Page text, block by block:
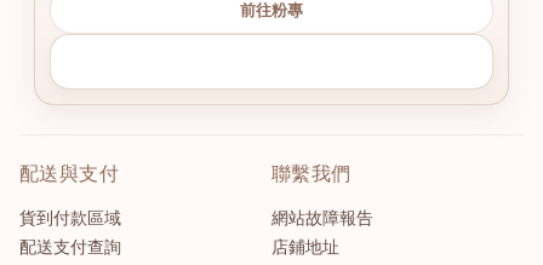
前往粉專
配送與支付
貨到付款區域
配送支付查詢
聯繫我們
網站故障報告
店鋪地址